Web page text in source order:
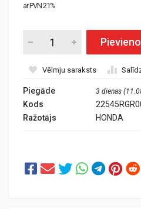
ar PVN 21%
Vēlmju saraksts
Piegāde 3 dienas
Kods
Ražotājs
HONDA